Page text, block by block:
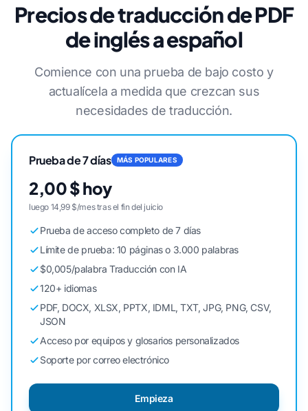
Precios de traducción de PDF
de inglés a español
Comience con una prueba de bajo costo y
actualícela a medida que crezcan sus
necesidades de traducción.
Prueba de 7 días MÁS POPULARES
2,00 $ hoy
luego 14,99 $/mes tras el fin del juicio
Prueba de acceso completo de 7 días
Límite de prueba: 10 páginas o 3.000 palabras
$0,005/palabra Traducción con IA
120+ idiomas
PDF, DOCX, XLSX, PPTX, IDML, TXT, JPG, PNG, CSV,
JSON
Acceso por equipos y glosarios personalizados
Soporte por correo electrónico
Empieza